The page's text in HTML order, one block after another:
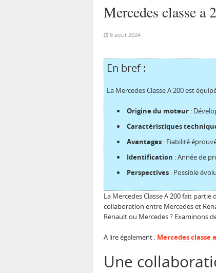
Mercedes classe a
8 août 2024
En bref :
La Mercedes Classe A 200 est
Origine du moteur :
Caractéristiques
Avantages : Fiabilité
Identification : Année de
Perspectives : Possible
La Mercedes Classe A 200 fait
collaboration entre Mercedes et
Renault ou Mercedes ? Examinons
A lire également : Mercedes classe
Une